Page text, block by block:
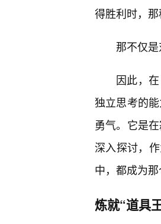
得胜利时，那
那不仅
因此，
独立思考的
勇气。它是
深入探讨，
中，都成为
炼就“道具